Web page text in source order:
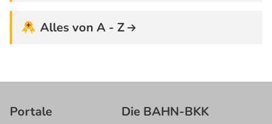
Alles von A - Z
Portale Die BAHN-BKK